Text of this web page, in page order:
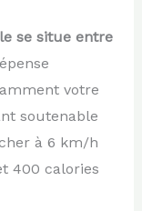
se situe entre
votre
soutenable
à 6 km/h
400 calories